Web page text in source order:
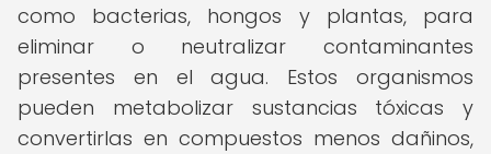
como bacterias, hongos y plantas, para
eliminar o neutralizar contaminantes
presentes en el agua. Estos organismos
pueden metabolizar sustancias tóxicas y
convertirlas en compuestos menos dañinos,